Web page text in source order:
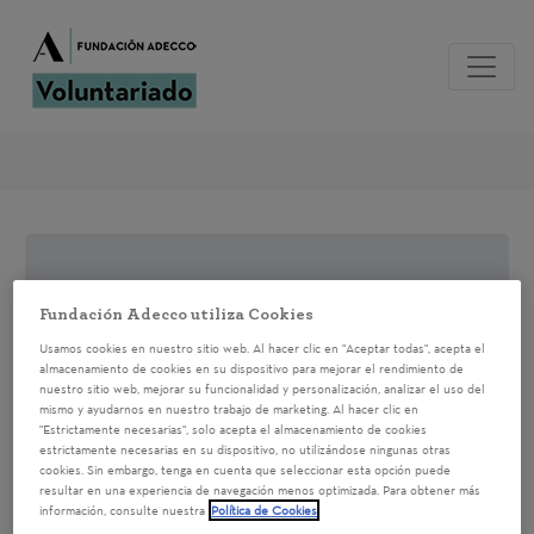
Para poder inscribirte a la acción de
voluntariadoregístrate
sistema si ya estás registrado
Voluntariado Visita al
Metro de Málaga
Fundación Adecco utiliza Cookies
Usamos cookies en nuestro sitio web. Al hacer clic en "Aceptar todas", acepta el
almacenamiento de cookies en su dispositivo para mejorar el rendimiento de
nuestro sitio web, mejorar su funcionalidad y personalización, analizar el uso del
mismo y ayudarnos en nuestro trabajo de marketing. Al hacer clic en
"Estrictamente necesarias", solo acepta el almacenamiento de cookies
estrictamente necesarias en su dispositivo, no utilizándose ningunas otras
cookies. Sin embargo, tenga en cuenta que seleccionar esta opción puede
resultar en una experiencia de navegación menos optimizada. Para obtener más
información, consulte nuestra Política de Cookies